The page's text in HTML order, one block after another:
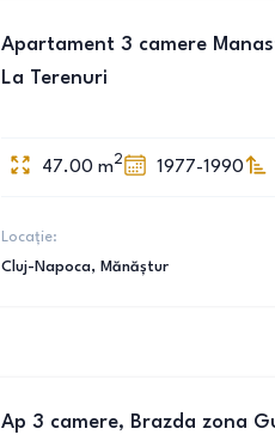
Apartament 3 camere
La Terenuri
47.00 m2 1977-1990
Locație:
Cluj-Napoca, Mănăștur
Ap 3 camere, Brazda zona